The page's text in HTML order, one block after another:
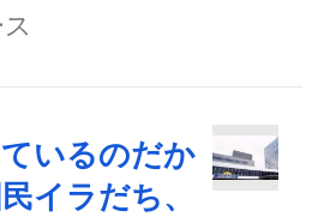
ているのだか
イラだち、